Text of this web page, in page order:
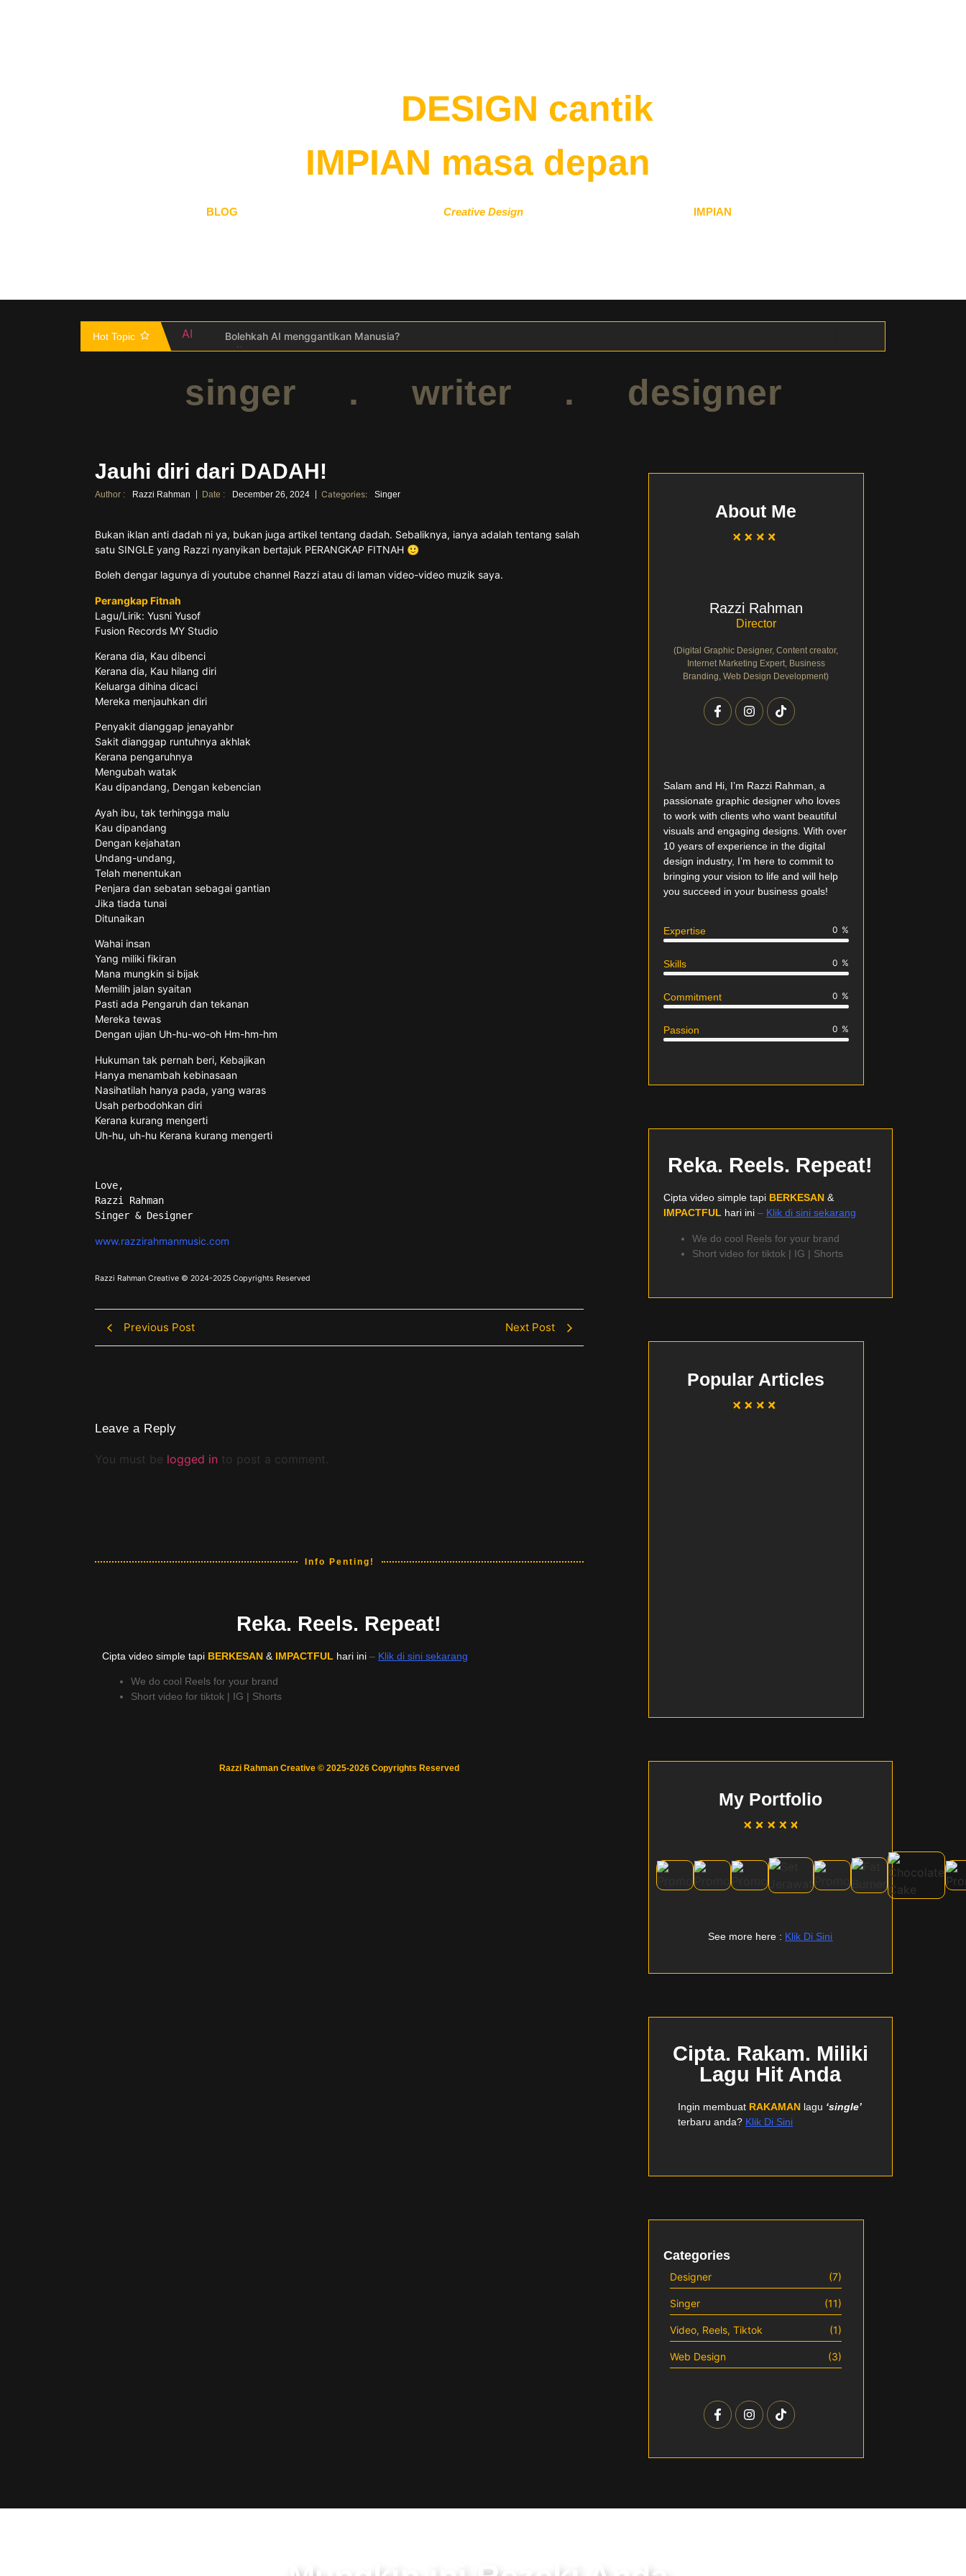
DESIGN cantik
IMPIAN masa depan
BLOG Creative Designyang berpotensi besar menjayakan IMPIAN
Hot Topic
Bolehkah AI menggantikan Manusia?
Ke Dasar Cinta Mu
5 perkara BEST, bila, PENYANYI ada TEAM
3 Kekecewaan, Seribu kegagalan!
singer . writer . designer
Jauhi diri dari DADAH!
Author : Razzi Rahman Date : December 26, 2024 Categories: Singer
Bukan iklan anti dadah ni ya, bukan juga artikel tentang dadah. Sebaliknya, ianya adalah tentang salah
satu SINGLE yang Razzi nyanyikan bertajuk PERANGKAP FITNAH 🙂
Boleh dengar lagunya di youtube channel Razzi atau di laman video-video muzik saya.
Perangkap Fitnah
Lagu/Lirik: Yusni Yusof
Fusion Records MY Studio
Kerana dia, Kau dibenci
Kerana dia, Kau hilang diri
Keluarga dihina dicaci
Mereka menjauhkan diri
Penyakit dianggap jenayahbr
Sakit dianggap runtuhnya akhlak
Kerana pengaruhnya
Mengubah watak
Kau dipandang, Dengan kebencian
Ayah ibu, tak terhingga malu
Kau dipandang
Dengan kejahatan
Undang-undang,
Telah menentukan
Penjara dan sebatan sebagai gantian
Jika tiada tunai
Ditunaikan
Wahai insan
Yang miliki fikiran
Mana mungkin si bijak
Memilih jalan syaitan
Pasti ada Pengaruh dan tekanan
Mereka tewas
Dengan ujian Uh-hu-wo-oh Hm-hm-hm
Hukuman tak pernah beri, Kebajikan
Hanya menambah kebinasaan
Nasihatilah hanya pada, yang waras
Usah perbodohkan diri
Kerana kurang mengerti
Uh-hu, uh-hu Kerana kurang mengerti
Love,
Razzi Rahman
Singer & Designer
www.razzirahmanmusic.com
Razzi Rahman Creative © 2024-2025 Copyrights Reserved
Previous Post Next Post
Leave a Reply
You must be logged in to post a comment.
Info Penting!
Reka. Reels. Repeat!
Cipta video simple tapi BERKESAN & IMPACTFUL hari ini – Klik di sini sekarang
We do cool Reels for your brand
Short video for tiktok | IG | Shorts
Razzi Rahman Creative © 2025-2026 Copyrights Reserved
About Me
Razzi Rahman
Director
(Digital Graphic Designer, Content creator,
Internet Marketing Expert, Business
Branding, Web Design Development)
Salam and Hi, I’m Razzi Rahman, a
passionate graphic designer who loves
to work with clients who want beautiful
visuals and engaging designs. With over
10 years of experience in the digital
design industry, I’m here to commit to
bringing your vision to life and will help
you succeed in your business goals!
Expertise 0 %
Skills 0 %
Commitment 0 %
Passion 0 %
Reka. Reels. Repeat!
Cipta video simple tapi BERKESAN &
IMPACTFUL hari ini – Klik di sini sekarang
We do cool Reels for your brand
Short video for tiktok | IG | Shorts
Popular Articles
My Portfolio
See more here : Klik Di Sini
Cipta. Rakam. Miliki
Lagu Hit Anda
Ingin membuat RAKAMANlagu ‘single’
terbaru anda? Klik Di Sini
Categories
Designer (7)
Singer (11)
Video, Reels, Tiktok (1)
Web Design (3)